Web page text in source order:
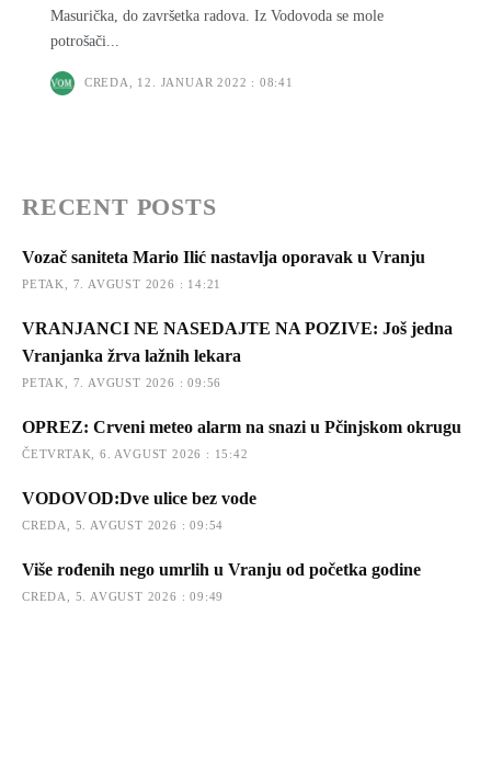
Masurička, do završetka radova. Iz Vodovoda se mole
potrošači...
CREDA, 12. JANUAR 2022 : 08:41
RECENT POSTS
Vozač saniteta Mario Ilić nastavlja oporavak u Vranju
PETAK, 7. AVGUST 2026 : 14:21
VRANJANCI NE NASEDAJTE NA POZIVE: Još jedna
Vranjanka žrva lažnih lekara
PETAK, 7. AVGUST 2026 : 09:56
OPREZ: Crveni meteo alarm na snazi u Pčinjskom okrugu
ČETVRTAK, 6. AVGUST 2026 : 15:42
VODOVOD:Dve ulice bez vode
CREDA, 5. AVGUST 2026 : 09:54
Više rođenih nego umrlih u Vranju od početka godine
CREDA, 5. AVGUST 2026 : 09:49